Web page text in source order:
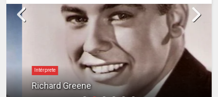
Intérprete
Richard Greene